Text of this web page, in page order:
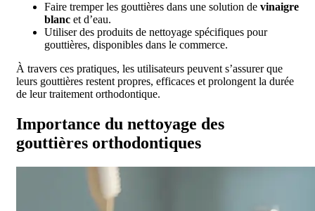
Faire tremper les gouttières dans une solution de vinaigre
blanc et d’eau.
Utiliser des produits de nettoyage spécifiques pour
gouttières, disponibles dans le commerce.
À travers ces pratiques, les utilisateurs peuvent s’assurer que
leurs gouttières restent propres, efficaces et prolongent la durée
de leur traitement orthodontique.
Importance du nettoyage des
gouttières orthodontiques